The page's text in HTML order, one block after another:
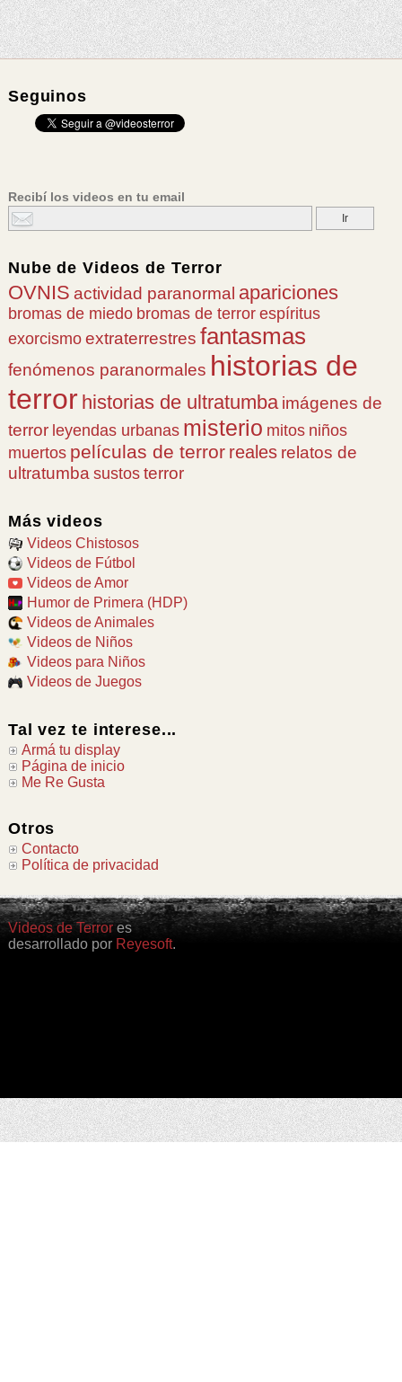
Seguinos
Recibí los videos en tu email
Nube deVideos de Terror
OVNIS actividad paranormal apariciones
bromas de miedo bromas de terror espíritus
exorcismo extraterrestres fantasmas
fenómenos paranormales historias de
terror historias de ultratumba imágenes de
terror leyendas urbanas misterio mitos niños
muertos películas de terror reales relatos de
ultratumba sustos terror
Más videos
Videos Chistosos
Videos de Fútbol
Videos de Amor
Humor de Primera (HDP)
Videos de Animales
Videos de Niños
Videos para Niños
Videos de Juegos
Tal vez te interese...
Armá tu display
Página de inicio
Me Re Gusta
Otros
Contacto
Política de privacidad
Videos de Terrores
desarrollado por Reyesoft.